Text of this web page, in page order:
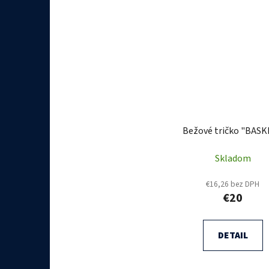
Bežové tričko
Skladom
€16,26 bez DPH
€20
DETAIL